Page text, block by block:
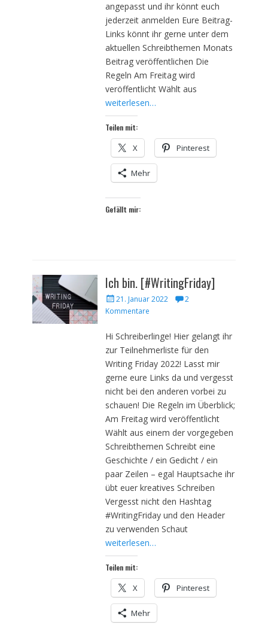
angepasst und ihr könnt euch
jederzeit anmelden Eure Beitrag-
Links könnt ihr gerne unter dem
aktuellen Schreibthemen Monats
Beitrag veröffentlichen Die
Regeln Am Freitag wird
veröffentlicht Wählt aus
weiterlesen…
Teilen mit:
X Pinterest
Mehr
Gefällt mir:
Ich bin. [#WritingFriday]
Veröffentlicht
am
21. Januar 2022
2
Kommentare
Hi Schreiberlinge! Hier gelangt ihr
zur Teilnehmerliste für den
Writing Friday 2022! Lasst mir
gerne eure Links da und vergesst
nicht bei den anderen vorbei zu
schauen! Die Regeln im Überblick;
Am Freitag wird veröffentlicht
Wählt aus einem der vorgegeben
Schreibthemen Schreibt eine
Geschichte / ein Gedicht / ein
paar Zeilen – egal Hauptsache ihr
übt euer kreatives Schreiben
Vergesst nicht den Hashtag
#WritingFriday und den Header
zu verwenden Schaut
weiterlesen…
Teilen mit:
X Pinterest
Mehr